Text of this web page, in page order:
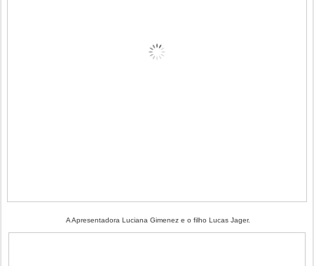
A Apresentadora Luciana Gimenez e o filho Lucas Jager.